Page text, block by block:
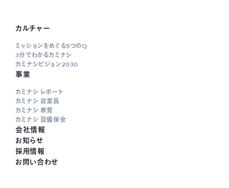
カルチャー
ミッションをめぐる5つのQ
3分でわかるカミナシ
カミナシビジョン2030
事業
カミナシ レポート
カミナシ 従業員
カミナシ 教育
カミナシ 設備保全
会社情報
お知らせ
採用情報
お問い合わせ